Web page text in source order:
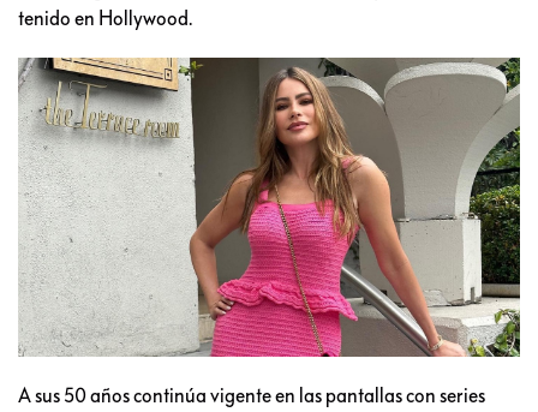
tenido en Hollywood.
A sus 50 años continúa vigente en las pantallas con series